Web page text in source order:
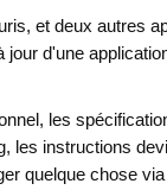
et deux autres
d'une
les
les instructions
quelque chose